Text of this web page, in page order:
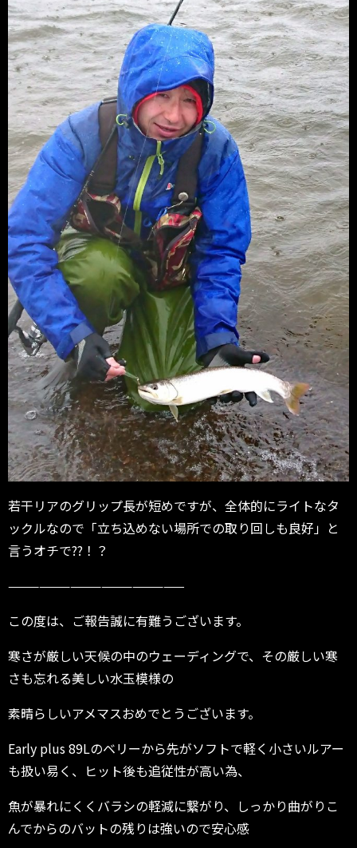
若干リアのグリップ長が短めですが、全体的にライトなタ
ックルなので「立ち込めない場所での取り回しも良好」と
言うオチで??！？
—————————————————
この度は、ご報告誠に有難うございます。
寒さが厳しい天候の中のウェーディングで、その厳しい寒
さも忘れる美しい水玉模様の
素晴らしいアメマスおめでとうございます。
Early plus 89Lのベリーから先がソフトで軽く小さいルアー
も扱い易く、ヒット後も追従性が高い為、
魚が暴れにくくバラシの軽減に繋がり、しっかり曲がりこ
んでからのバットの残りは強いので安心感